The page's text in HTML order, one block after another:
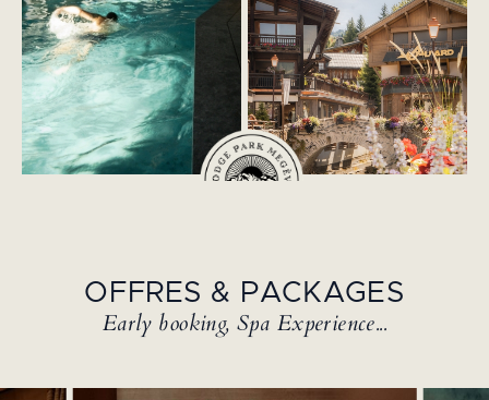
OFFRES & PACKAGES
Early booking, Spa Experience...